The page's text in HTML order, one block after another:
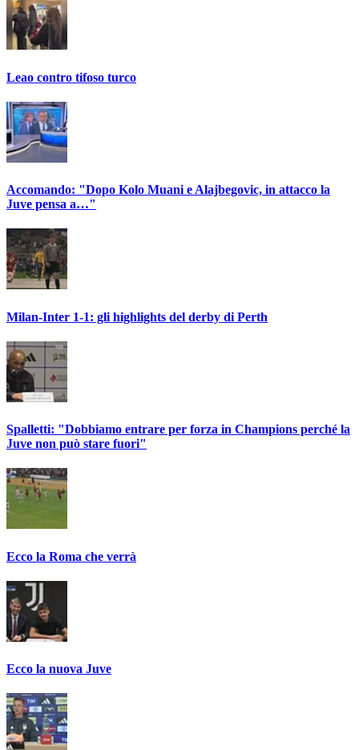
Leao contro tifoso turco
Accomando: "Dopo Kolo Muani e Alajbegovic, in attacco la
Juve pensa a…"
Milan-Inter 1-1: gli highlights del derby di Perth
Spalletti: "Dobbiamo entrare per forza in Champions perché la
Juve non può stare fuori"
Ecco la Roma che verrà
Ecco la nuova Juve